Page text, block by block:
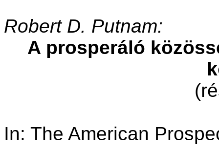
Robert D. Putnam:
A prosperáló
In: The American